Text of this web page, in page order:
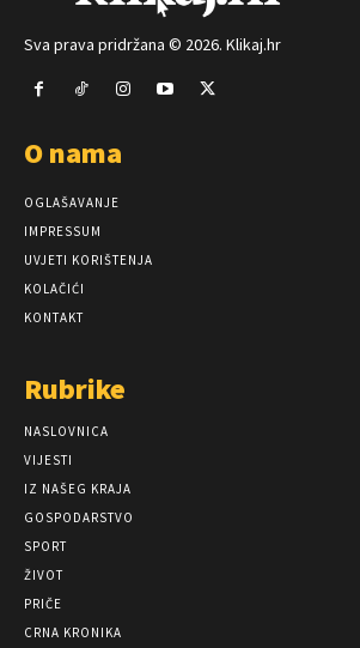
Sva prava pridržana © 2026. Klikaj.hr
O nama
OGLAŠAVANJE
IMPRESSUM
UVJETI KORIŠTENJA
KOLAČIĆI
KONTAKT
Rubrike
NASLOVNICA
VIJESTI
IZ NAŠEG KRAJA
GOSPODARSTVO
SPORT
ŽIVOT
PRIČE
CRNA KRONIKA